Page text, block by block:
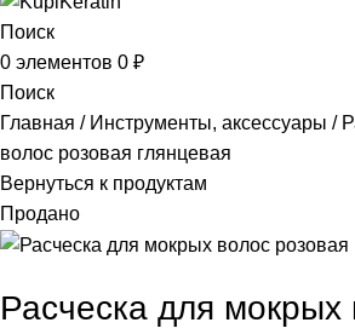
Поиск
0 элементов 0 ₽
Поиск
Главная
Инструменты, аксессуары
волос розовая глянцевая
Вернуться к продуктам
Продано
Расческа для мокрых